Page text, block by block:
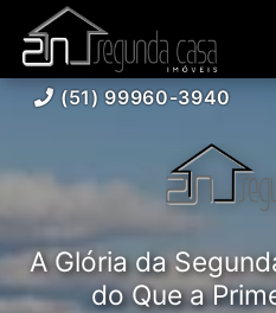
(51) 99960-3940
A Glória da
do Que a